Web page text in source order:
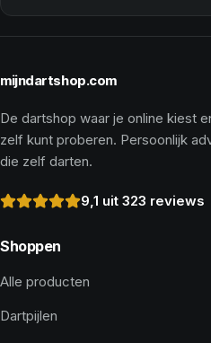
mijndartshop.com
De dartshop waar je online kiest
zelf kunt proberen. Persoonlijk
die zelf darten.
9,1 uit 323 reviews
Shoppen
Alle producten
Dartpijlen